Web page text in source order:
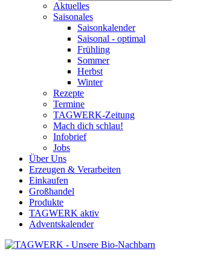
Aktuelles
Saisonales
Saisonkalender
Saisonal - optimal
Frühling
Sommer
Herbst
Winter
Rezepte
Termine
TAGWERK-Zeitung
Mach dich schlau!
Infobrief
Jobs
Über Uns
Erzeugen & Verarbeiten
Einkaufen
Großhandel
Produkte
TAGWERK aktiv
Adventskalender